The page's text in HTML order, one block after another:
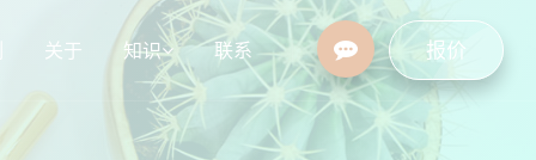
关于 知识
行业资讯
联系 报价